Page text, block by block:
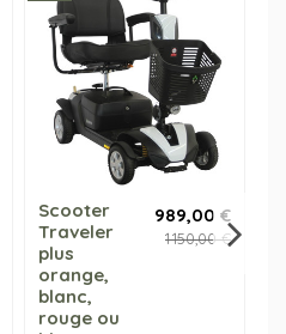
Scooter
Traveler
plus
orange,
blanc,
rouge ou
989,00 €
1 150,00 €